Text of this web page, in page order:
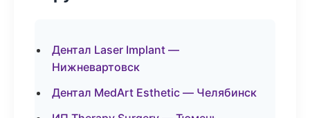
Дентал Laser Implant —
Нижневартовск
Дентал MedArt Esthetic — Челябинск